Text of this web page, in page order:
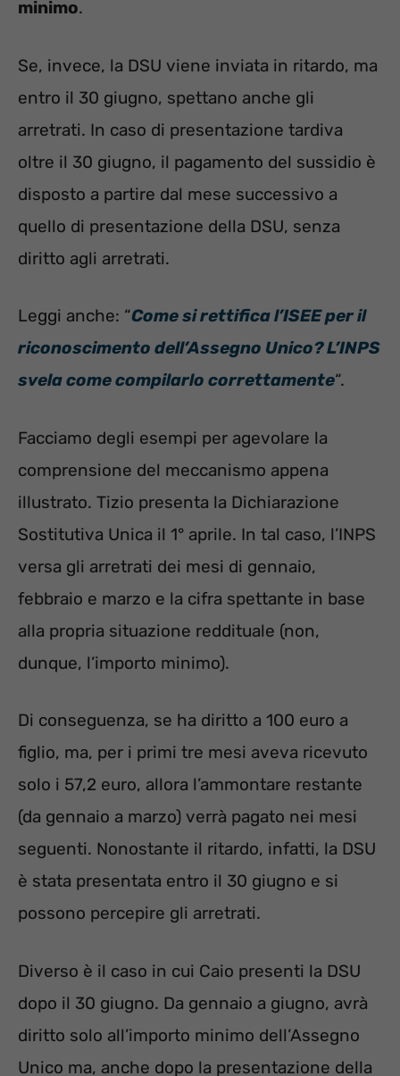
minimo.
Se, invece, la DSU viene inviata in ritardo, ma
entro il 30 giugno, spettano anche gli
arretrati. In caso di presentazione tardiva
oltre il 30 giugno, il pagamento del sussidio è
disposto a partire dal mese successivo a
quello di presentazione della DSU, senza
diritto agli arretrati.
Leggi anche: “Come si rettifica l’ISEE per il
riconoscimento dell’Assegno Unico? L’INPS
svela come compilarlo correttamente“.
Facciamo degli esempi per agevolare la
comprensione del meccanismo appena
illustrato. Tizio presenta la Dichiarazione
Sostitutiva Unica il 1° aprile. In tal caso, l’INPS
versa gli arretrati dei mesi di gennaio,
febbraio e marzo e la cifra spettante in base
alla propria situazione reddituale (non,
dunque, l’importo minimo).
Di conseguenza, se ha diritto a 100 euro a
figlio, ma, per i primi tre mesi aveva ricevuto
solo i 57,2 euro, allora l’ammontare restante
(da gennaio a marzo) verrà pagato nei mesi
seguenti. Nonostante il ritardo, infatti, la DSU
è stata presentata entro il 30 giugno e si
possono percepire gli arretrati.
Diverso è il caso in cui Caio presenti la DSU
dopo il 30 giugno. Da gennaio a giugno, avrà
diritto solo all’importo minimo dell’Assegno
Unico ma, anche dopo la presentazione della